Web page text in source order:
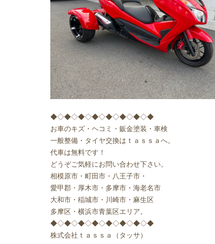
◆◇◆◇◆◇◆◇◆◇◆◇◆◇◆
お車のキズ・ヘコミ・鈑金塗装・車検
一般整備・タイヤ交換はｔａｓｓａへ。
代車は無料です！
どうぞご気軽にお問い合わせ下さい。
相模原市 ・町田市・八王子市・
愛甲郡・厚木市・多摩市・海老名市
大和市・稲城市・川崎市・麻生区
多摩区・横浜市青葉区エリア。
◆◇◆◇◆◇◆◇◆◇◆◇◆◇◆
株式会社 ｔａｓｓａ（タッサ）